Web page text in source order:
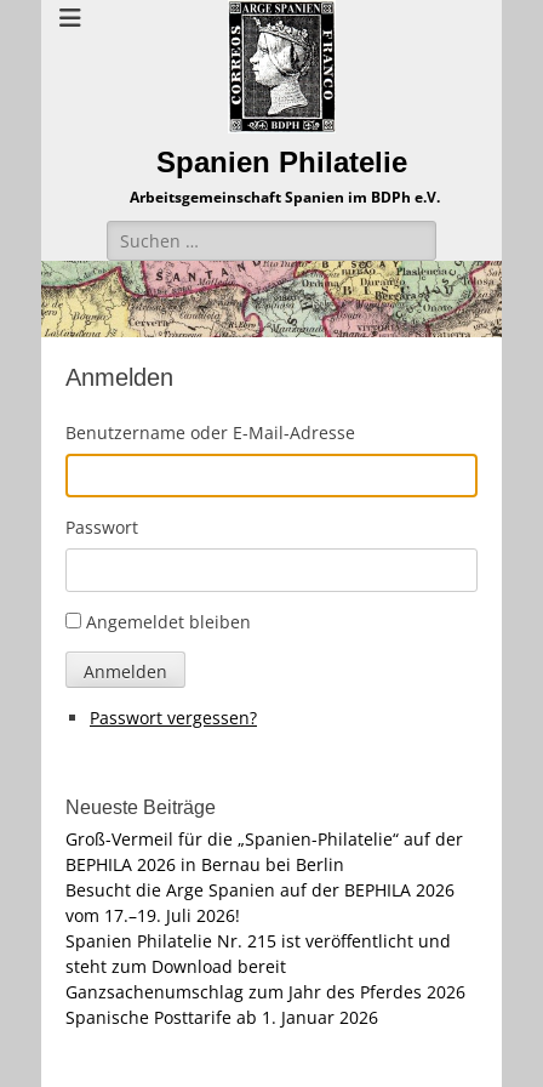
Spanien Philatelie
Arbeitsgemeinschaft Spanien im BDPh e.V.
Suchen
nach:
Anmelden
Benutzername oder E-Mail-Adresse
Passwort
Angemeldet bleiben
Anmelden
Passwort vergessen?
Neueste Beiträge
Groß-Vermeil für die „Spanien-Philatelie“ auf der
BEPHILA 2026 in Bernau bei Berlin
Besucht die Arge Spanien auf der BEPHILA 2026
vom 17.–19. Juli 2026!
Spanien Philatelie Nr. 215 ist veröffentlicht und
steht zum Download bereit
Ganzsachenumschlag zum Jahr des Pferdes 2026
Spanische Posttarife ab 1. Januar 2026